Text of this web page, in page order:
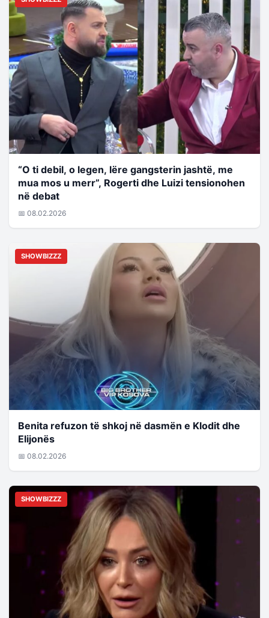
“O ti debil, o legen, lëre gangsterin jashtë, me
mua mos u merr”, Rogerti dhe Luizi tensionohen
në debat
📅 08.02.2026
SHOWBIZZZ
Benita refuzon të shkoj në dasmën e Klodit dhe
Elijonës
📅 08.02.2026
SHOWBIZZZ